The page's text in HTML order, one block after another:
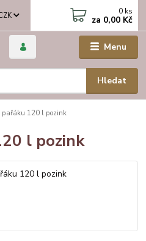
Menu
Hledat
0 ks
za 0,00 Kč
pařáku 120 l pozink
l pozink